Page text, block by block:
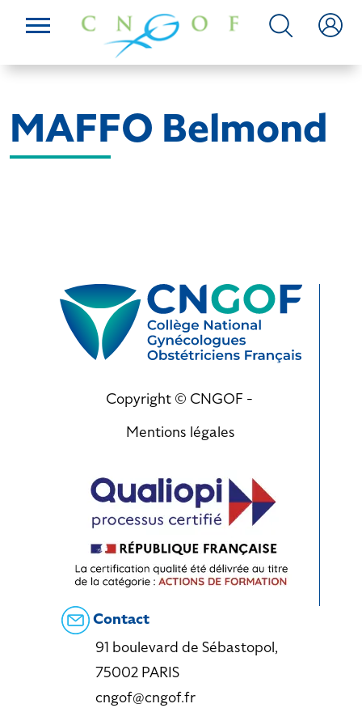
MAFFO Belmond
Copyright © CNGOF -
Mentions légales
Contact
91 boulevard de Sébastopol,
75002 PARIS
cngof@cngof.fr